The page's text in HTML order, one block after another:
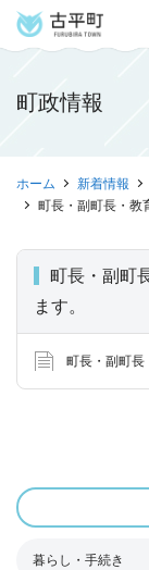
町政情報
ホーム 新着情報
町長・副町長・教
町長・副町
ます。
町長・副町長
暮らし・手続き